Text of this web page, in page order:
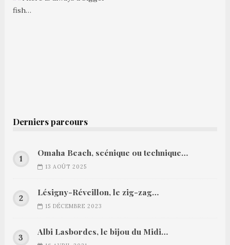
Derniers parcours
Omaha Beach, scénique ou technique…
13 AOÛT 2025
Lésigny-Réveillon, le zig-zag…
15 DÉCEMBRE 2023
Albi Lasbordes, le bijou du Midi…